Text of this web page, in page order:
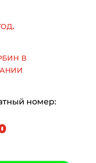
в
номер: